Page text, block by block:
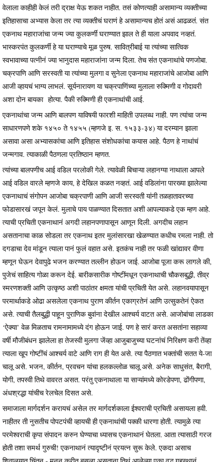
वेलाला काहीही केलं तरी द्राक्ष येऊ शकत नाहीत. तसं कोणत्याही असामान्य व्यक्तीच्या
इतिहासाचा अभ्यास केला तर त्या व्यक्तीचं घराणं हे असामान्यच होतं असं आढळतं. संत
एकनाथ महाराजांचा जन्म ज्या कुलकर्णी घराण्यात झाल ते ही याला अपवाद नव्हतं.
भास्करपंत कुलकर्णी हे या घराण्याचे मूळ पुरुष. सावित्रीबाई या त्यांच्या सात्विक
स्वभावाच्या पत्नीनं ज्या भानुदास महाराजांना जन्म दिला. तेच संत एकनाथांचे पणजोबा.
चक्रपाणि आणि सरस्वती या त्यांच्या मुलगा व सुनेला एकनाथ महाराजांचे आजोबा आणि
आजी व्हायचं भाग्य लाभलं. सूर्यनारायण या चक्रपाणिंच्या मुलाला रुक्मिणी व गोदावरी
अशा दोन बायका होत्या. पैकी रुक्मिणी ही एकनाथांची आई.
एकनाथांचा जन्म आणि बालपण याविषयी फारशी माहिती उपलब्ध नाही. पण त्यांचा जन्म
साधारणपणे शके १४५० ते १४५५ (म्हणजे इ. स. १५३३-३४) या दरम्यान झाला
असावा असा अभ्यासकांचा आणि इतिहास संशोधकांचा कयास आहे. पैठण हे नाथांचं
जन्मगाव. त्याकाळी पैठणला प्रतिष्ठान म्हणत.
त्यांच्या बालपणीच आई वडिल परलोकी गेले. त्यावेळी बिचाऱ्या लहानग्या नाथाला आपले
आई वडिल वारले म्हणजे काय, हे देखिल कळत नव्हतं. आई वडिलांना पारख्या झालेल्या
एकनाथाचं संगोपन आजोबा चक्रपाणी आणि आजी सरस्वती यांनी तळहातावरच्या
फोडासारखं जपून केलं. मुलाचे पाय पाळण्यात दिसतात अशी आपल्याकडे एक म्हण आहे.
त्याची प्रचिती एकनाथानं अगदी लहानपणापासून आणून दिली. अगदीच लहान
असतानाचा काळ सोडला तर एकनाथ इतर मुलांसारखा खेळण्यात कधीच रमला नाही. तो
दगडाचा देव मांडून त्याला पानं फुलं वहात असे. इतकंच नाही तर फळी खांद्यावर वीणा
म्हणून घेऊन देवापुढे भजन करण्यात तल्लीन होऊन जाई. आजोबा पूजा करू लागले की,
पुजेचं साहित्य गोळा करून देई. बारीकसारीक गोष्टींमधून एकनाथाची चौकसबुद्धी, तीव्र
स्मरणशक्ती आणि उत्कृष्ठ अशी पाठांतर क्षमता यांची प्रचिती येत असे. लहानवयापासून
परमार्थाकडे ओढा असलेला एकनाथ पुराण कीर्तन एकाग्रतेनं आणि उत्सुकतेनं ऐकत
असे. त्याची तैलबुद्धी पाहून पुराणिक बुवांना देखील आश्चर्य वाटत असे. आजोबांचा लाडका
‘ऐक्या’ वेळ मिळताच रामनामामध्ये दंग होऊन जाई. पण हे सारं करत असतांना सहाव्या
वर्षी मौजीबंधन झालेला हा तेजस्वी मुलगा जेंव्हा आजुबाजुच्या घटनांचं निरिक्षण करी तेंव्हा
त्याला खूप गोष्टींचं आश्चर्य वाटे आणि राग ही येत असे. त्या पैठणात भक्तांची सतत ये-जा
चालू असे. भजन, कीर्तन, प्रवचन यांचा हलकल्लोळ चालू असे. अनेक साधुसंत, बैरागी,
योगी, तपस्वी तिथे वावरत असत. परंतु एकनाथाला या साऱ्यांमध्ये कोरडेपणा, ढोंगीपणा,
अंधश्रद्धा यांचीच रेलचेल दिसत असे.
समाजाला मार्गदर्शन करायचं असेल तर मार्गदर्शकाला ईश्वराची प्रचिती असायला हवी.
नाहीतर ती नुसतीच पोपटपंची व्हायची ही एकनाथांची पक्की धारणा होती. त्यामुळे त्या
परमेश्वराची कृपा संपादन करुन घेण्याचा ध्यासच एकनाथानं घेतला. आता त्यासाठी गरज
होती तशा समर्थ गुरुची! एकनाथानं त्यादृष्टीनं प्रयत्न सुरू केले. एकदा असाच